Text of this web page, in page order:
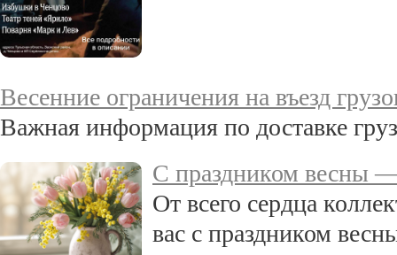
Весенние ограничения на въезд
Важная информация по доставке
C праздником весны
От всего сердца
вас с праздником